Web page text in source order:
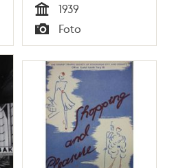
Tid
1939
Typ
Foto